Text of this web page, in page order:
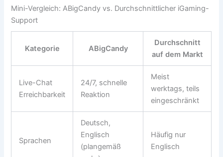
Mini-Vergleich: ABigCandy vs. Durchschnittlicher iGaming-
Support
Kategorie ABigCandy
Durchschnitt
auf dem Markt
Live-Chat
Erreichbarkeit
24/7, schnelle
Reaktion
Meist
werktags, teils
eingeschränkt
Sprachen
Deutsch,
Englisch
(plangemäß
Häufig nur
Englisch